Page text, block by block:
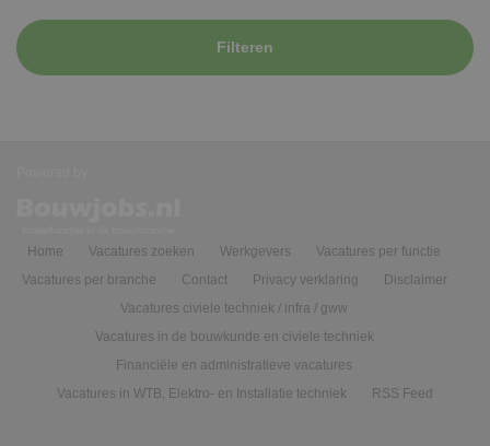
Filteren
Home Vacatures zoeken Werkgevers
Vacatures per functie
Vacatures per branche
Contact Privacy verklaring
Disclaimer
Vacatures civiele techniek / infra / gww
Vacatures in de bouwkunde en civiele techniek
Financiële en administratieve vacatures
Vacatures in WTB, Elektro- en Installatie techniek
RSS Feed